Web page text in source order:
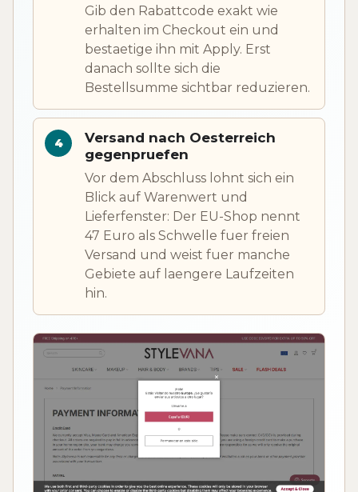
Gib den Rabattcode exakt wie
erhalten im Checkout ein und
bestaetige ihn mit Apply. Erst
danach sollte sich die
Bestellsumme sichtbar reduzieren.
Versand nach Oesterreich
gegenpruefen
Vor dem Abschluss lohnt sich ein
Blick auf Warenwert und
Lieferfenster: Der EU-Shop nennt
47 Euro als Schwelle fuer freien
Versand und weist fuer manche
Gebiete auf laengere Laufzeiten
hin.